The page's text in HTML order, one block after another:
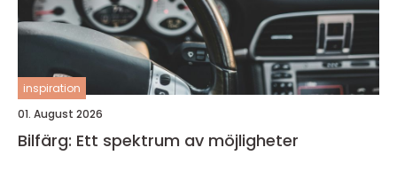
inspiration
01. August 2026
Bilfärg: Ett spektrum av möjligheter